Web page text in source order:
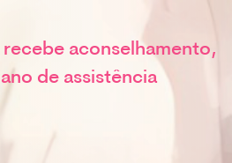
recebe aconselhamento,
de assistência